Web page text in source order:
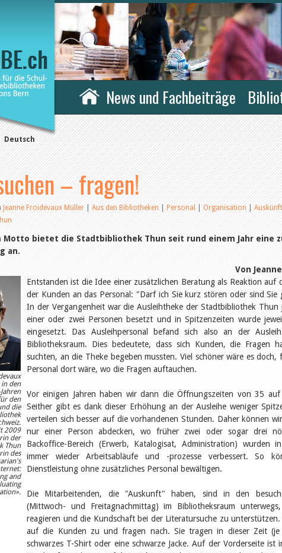
Deutsch
News und Fachbeiträge
– fragen!
Jeanne Froidevaux Müller|Aus den Bibliotheken|Personal|Organisation|
Motto bietet die Stadtbibliothek Thun seit rund einem Jahr eine
an.
Von
den
den
die
2009
der
Thun
des
and
Entstanden ist die Idee einer zusätzlichen Beratung als Reaktion auf
der Kunden an das Personal: "Darf ich Sie kurz stören oder sind Sie
In der Vergangenheit war die Ausleihtheke der Stadtbibliothek Thun
einer oder zwei Personen besetzt und in Spitzenzeiten wurde
eingesetzt. Das Ausleihpersonal befand sich also an der
Bibliotheksraum. Dies bedeutete, dass sich Kunden, die Fragen
suchten, an die Theke begeben mussten. Viel schöner wäre es doch,
Personal dort wäre, wo die Fragen auftauchen.
Vor einigen Jahren haben wir dann die Öffnungszeiten von 35
Seither gibt es dank dieser Erhöhung an der Ausleihe weniger
verteilen sich besser auf die vorhandenen Stunden. Daher können
nur einer Person abdecken, wo früher zwei oder sogar drei
Backoffice-Bereich (Erwerb, Katalogisat, Administration) wurden
immer wieder Arbeitsabläufe und -prozesse verbessert. So
Dienstleistung ohne zusätzliches Personal bewältigen.
Die Mitarbeitenden, die "Auskunft" haben, sind in den
(Mittwoch- und Freitagnachmittag) im Bibliotheksraum
reagieren und die Kundschaft bei der Literatursuche zu
auf die Kunden zu und fragen nach. Sie tragen in dieser Zeit (je
schwarzes T-Shirt oder eine schwarze Jacke. Auf der Vorderseite ist